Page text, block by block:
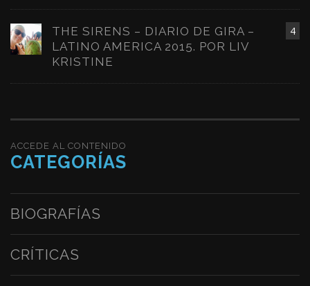
4
THE SIRENS – DIARIO DE GIRA –
LATINO AMERICA 2015. POR LIV
KRISTINE
ACCEDE AL CONTENIDO
CATEGORÍAS
BIOGRAFÍAS
CRÍTICAS